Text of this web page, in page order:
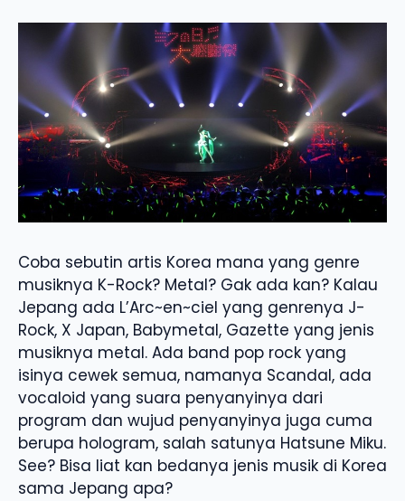
Coba sebutin artis Korea mana yang genre
musiknya K-Rock? Metal? Gak ada kan? Kalau
Jepang ada L’Arc~en~ciel yang genrenya J-
Rock, X Japan, Babymetal, Gazette yang jenis
musiknya metal. Ada band pop rock yang
isinya cewek semua, namanya Scandal, ada
vocaloid yang suara penyanyinya dari
program dan wujud penyanyinya juga cuma
berupa hologram, salah satunya Hatsune Miku.
See? Bisa liat kan bedanya jenis musik di Korea
sama Jepang apa?